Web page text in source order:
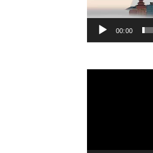
00:00